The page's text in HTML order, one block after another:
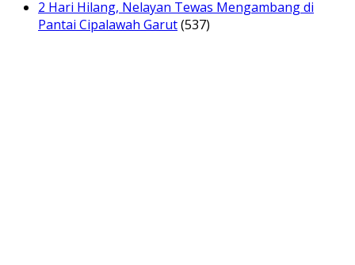
2 Hari Hilang, Nelayan Tewas Mengambang di
Pantai Cipalawah Garut(537)